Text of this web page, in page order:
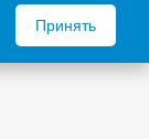
Принять